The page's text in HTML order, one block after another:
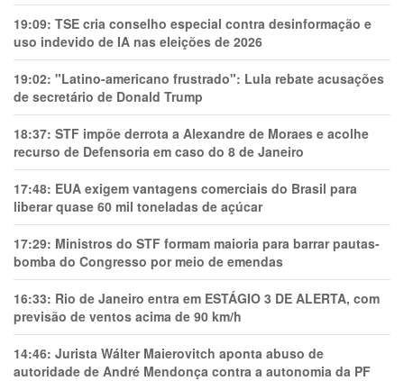
19:09: TSE cria conselho especial contra desinformação e
uso indevido de IA nas eleições de 2026
19:02: "Latino-americano frustrado": Lula rebate acusações
de secretário de Donald Trump
18:37: STF impõe derrota a Alexandre de Moraes e acolhe
recurso de Defensoria em caso do 8 de Janeiro
17:48: EUA exigem vantagens comerciais do Brasil para
liberar quase 60 mil toneladas de açúcar
17:29: Ministros do STF formam maioria para barrar pautas-
bomba do Congresso por meio de emendas
16:33: Rio de Janeiro entra em ESTÁGIO 3 DE ALERTA, com
previsão de ventos acima de 90 km/h
14:46: Jurista Wálter Maierovitch aponta abuso de
autoridade de André Mendonça contra a autonomia da PF